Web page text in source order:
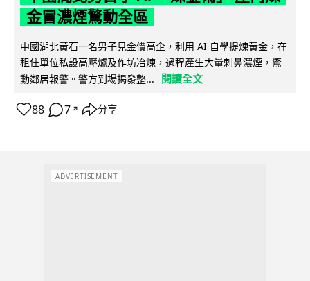
金冒濃煙驚動全區
中國湖北黃石一名男子見金價高企，利用 AI 自學提煉黃金，在
租住單位私設高壓爐及作坊冶煉，過程產生大量刺鼻濃煙，驚
動鄰居報警。警方到場揭發整...
閱讀全文
88 7 ↗ 分享
ADVERTISEMENT